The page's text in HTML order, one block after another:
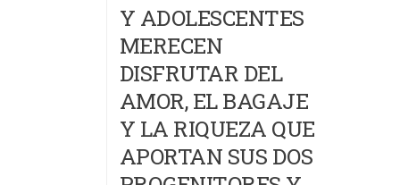
Y ADOLESCENTES
MERECEN
DISFRUTAR DEL
AMOR, EL BAGAJE
Y LA RIQUEZA QUE
APORTAN SUS DOS